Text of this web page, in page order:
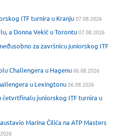
ITF turnira u Kranju07.08.2026
a Donna Vekić u Torontu07.08.2026
za završnicu juniorskog ITF
Challengera u Hagenu06.08.2026
u Lexingtonu06.08.2026
četvrtfinalu juniorskog ITF turnira u
Marina Čilića na ATP Masters